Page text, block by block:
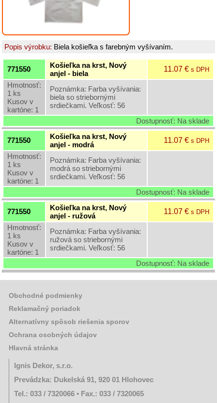
Dekorácie
Domáce
potreby
Ostatný
rôzny
sortiment
Vinárske
potreby
a
rôzne
fľaše
Krstové
Podložky
pod
sviečky
Kvetinárske
-
bodce,
organzy,
celofány,
Flore
insekticídy,
pasce,
Zapaľovače
Popis výrobku: Biela košieľka s farebným vyšívaním.
771550
Košieľka na krst, Nový
anjel - biela
11.07 €s DPH
Hmotnosť:
1 ks
Kusov v
kartóne: 1
Poznámka: Farba vyšívania:
biela so striebornými
srdiečkami. Veľkosť: 56
Dostupnosť: Na sklade
771550
Košieľka na krst, Nový
anjel - modrá
11.07 €s DPH
Hmotnosť:
1 ks
Kusov v
kartóne: 1
Poznámka: Farba vyšívania:
modrá so striebornými
srdiečkami. Veľkosť: 56
Dostupnosť: Na sklade
771550
Košieľka na krst, Nový
anjel - ružová
11.07 €s DPH
Hmotnosť:
1 ks
Kusov v
kartóne: 1
Poznámka: Farba vyšívania:
ružová so striebornými
srdiečkami. Veľkosť: 56
Dostupnosť: Na sklade
Obchodné podmienky
Reklamačný poriadok
Alternatívny spôsob riešenia sporov
Ochrana osobných údajov
Hlavná stránka
Ignis Dekor, s.r.o.
Prevádzka: Dukelská 91, 920 01 Hlohovec
Tel.: 033 / 7320066 • Fax.: 033 / 7320065